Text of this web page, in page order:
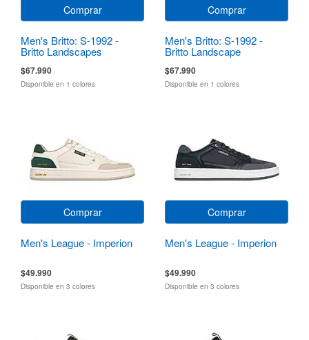
Comprar
Men's Britto: S-1992 -
Britto Landscapes
$67.990
Disponible en 1 colores
Comprar
Men's Britto: S-1992 -
Britto Landscape
$67.990
Disponible en 1 colores
Comprar
Men's League - Imperion
$49.990
Disponible en 3 colores
Comprar
Men's League - Imperion
$49.990
Disponible en 3 colores